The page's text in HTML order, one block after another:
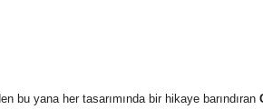
bu yana her tasarımında bir hikaye barındıran